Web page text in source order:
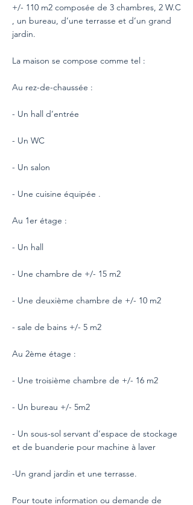
+/- 110 m2 composée de 3 chambres, 2 W.C
, un bureau, d’une terrasse et d’un grand
jardin.
La maison se compose comme tel :
Au rez-de-chaussée :
- Un hall d’entrée
- Un WC
- Un salon
- Une cuisine équipée .
Au 1er étage :
- Un hall
- Une chambre de +/- 15 m2
- Une deuxième chambre de +/- 10 m2
- sale de bains +/- 5 m2
Au 2ème étage :
- Une troisième chambre de +/- 16 m2
- Un bureau +/- 5m2
- Un sous-sol servant d’espace de stockage
et de buanderie pour machine à laver
-Un grand jardin et une terrasse.
Pour toute information ou demande de